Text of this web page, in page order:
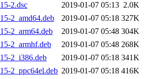
2.dsc
2019-01-07 05:13 2.0K
2_amd64.deb
2019-01-07 05:18 327K
2_arm64.deb
2019-01-07 05:48 304K
2_armhf.deb
2019-01-07 05:48 268K
2_i386.deb
2019-01-07 05:18 341K
2_ppc64el.deb 2019-01-07 05:18 416K